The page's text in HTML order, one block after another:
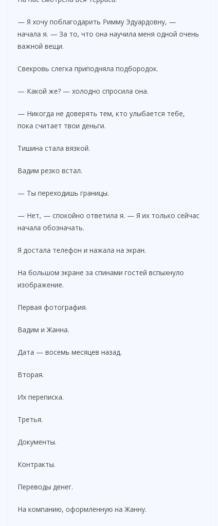
— Я хочу поблагодарить Римму Эдуардовну, —
начала я. — За то, что она научила меня одной очень
важной вещи.
Свекровь слегка приподняла подбородок.
— Какой же? — холодно спросила она.
— Никогда не доверять тем, кто улыбается тебе,
пока считает твои деньги.
Тишина стала вязкой.
Вадим резко встал.
— Ты переходишь границы.
— Нет, — спокойно ответила я. — Я их только сейчас
начала обозначать.
Я достала телефон и нажала на экран.
На большом экране за спинами гостей вспыхнуло
изображение.
Первая фотография.
Вадим и Жанна.
Дата — восемь месяцев назад.
Вторая.
Их переписка.
Третья.
Документы.
Контракты.
Переводы денег.
На компанию, оформленную на Жанну.